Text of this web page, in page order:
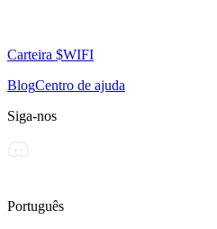
Carteira $WIFI
BlogCentro de ajuda
Siga-nos
Português